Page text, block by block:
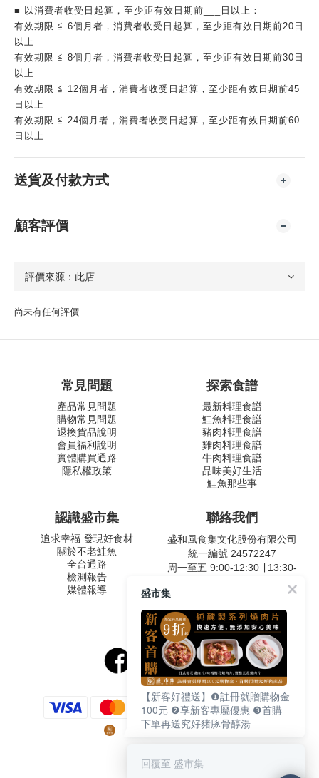
■ 以消費者收受日起算，至少距有效日期前___日以上：
有效期限 ≦ 6個月者，消費者收受日起算，至少距有效日期前20日
以上
有效期限 ≦ 8個月者，消費者收受日起算，至少距有效日期前30日
以上
有效期限 ≦ 12個月者，消費者收受日起算，至少距有效日期前45
日以上
有效期限 ≦ 24個月者，消費者收受日起算，至少距有效日期前60
日以上
送貨及付款方式
顧客評價
尚未有任何評價
常見問題
產品常見問題
購物常見問題
退換貨品說明
會員福利說明
實體購買通路
隱私權政策
探索食譜
最新料理食譜
鮭魚料理食譜
豬肉料理食譜
雞肉料理食譜
牛肉料理食譜
品味美好生活
鮭魚那些事
認識盛市集
追求幸福 發現好食材
關於不老鮭魚
全台通路
檢測報告
媒體報導
聯絡我們
盛和風食集文化股份有限公司
統一編號 24572247
周一至五 9:00-12:30 ∣ 13:30-
客服專線：02-2795-5800
台北市內湖區南京東路六段
487號9F
盛市集
【新客好禮送】❶註冊就贈購物金
100元 ❷享新客專屬優惠 ❸首購
下單再送究好豬豚骨醇湯
回覆至 盛市集